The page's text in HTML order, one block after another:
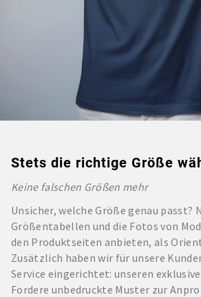
Stets die richtige Größe
Keine falschen Größen mehr
Unsicher, welche Größe genau passt?
Größentabellen und die Fotos von
den Produktseiten anbieten, als
Zusätzlich haben wir für unsere
Service eingerichtet: unseren
Fordere unbedruckte Muster zur